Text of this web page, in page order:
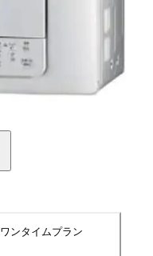
ワンタイムプラン